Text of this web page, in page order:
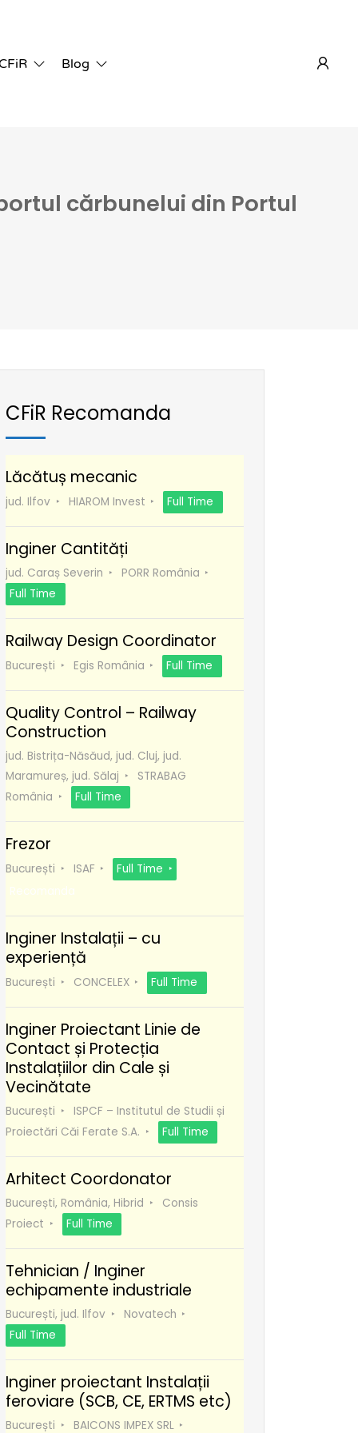
Blog
cărbunelui din Portul
CFiR Recomanda
Lăcătuș mecanic
jud. Ilfov HIAROM Invest Full Time
Inginer Cantități
jud. Caraș Severin
PORR România
Full Time
Railway Design Coordinator
București Egis România Full Time
Quality Control – Railway
Construction
jud. Bistrița-Năsăud, jud. Cluj, jud.
Maramureș, jud. Sălaj
STRABAG
România
Full Time
Frezor
București ISAF
Full Time
Recomanda
Inginer Instalații – cu
experiență
București CONCELEX Full Time
Inginer Proiectant Linie de
Contact și Protecția
Instalațiilor din Cale și
Vecinătate
București
ISPCF – Institutul de Studii și
Proiectări Căi Ferate S.A.
Full Time
Arhitect Coordonator
București, România, Hibrid
Consis
Proiect
Full Time
Tehnician / Inginer
echipamente industriale
București, jud. Ilfov
Novatech
Full Time
Inginer proiectant Instalații
feroviare (SCB, CE, ERTMS etc)
București
BAICONS IMPEX SRL